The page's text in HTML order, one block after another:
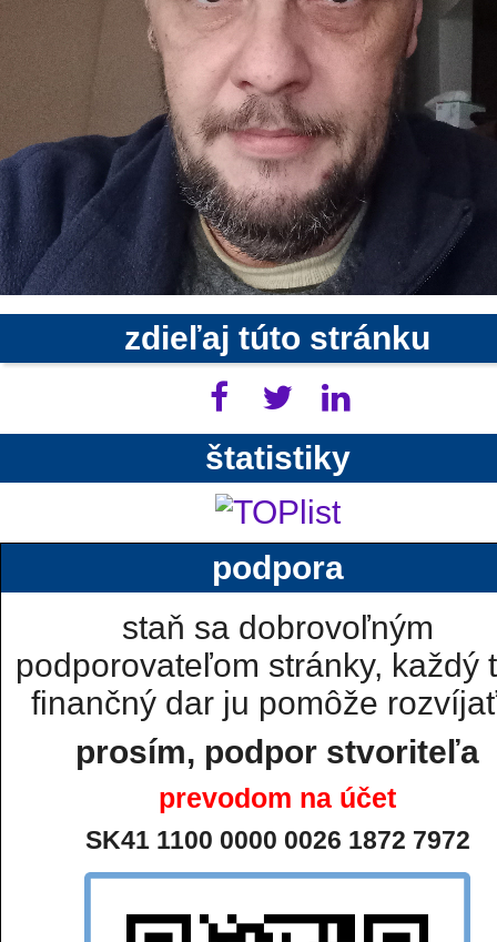
zdieľaj túto stránku
štatistiky
podpora
staň sa dobrovoľným
podporovateľom stránky, každý
finančný dar ju pomôže
prosím, podpor stvoriteľa
prevodom na účet
SK41 1100 0000 0026 1872 7972